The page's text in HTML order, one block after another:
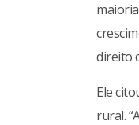
direito
Ele
rural.